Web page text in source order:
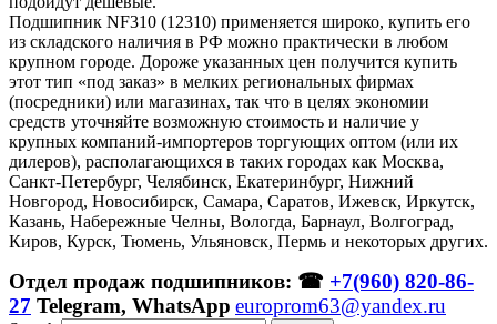
Подшипник NF310 (12310) применяется широко, купить его
из складского наличия в РФ можно практически в любом
крупном городе. Дороже указанных цен получится купить
этот тип «под заказ» в мелких региональных фирмах
(посредники) или магазинах, так что в целях экономии
средств уточняйте возможную стоимость и наличие у
крупных компаний-импортеров торгующих оптом (или их
дилеров), располагающихся в таких городах как Москва,
Санкт-Петербург, Челябинск, Екатеринбург, Нижний
Новгород, Новосибирск, Самара, Саратов, Ижевск, Иркутск,
Казань, Набережные Челны, Вологда, Барнаул, Волгоград,
Киров, Курск, Тюмень, Ульяновск, Пермь и некоторых других.
Отдел продаж подшипников: ☎ +7(960) 820-86-
27 Telegram, WhatsApp europrom63@yandex.ru